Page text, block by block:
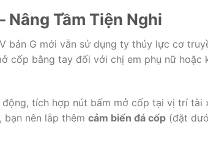
Nâng Tầm Tiện Nghi
bản G mới vẫn sử dụng ty thủy lực cơ
cốp bằng tay đối với chị em phụ nữ hoặc
tích hợp nút bấm mở cốp tại vị trí tài
nên lắp thêm cảm biến đá cốp(đặt